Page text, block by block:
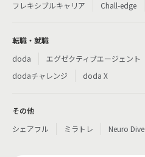
フレキシブルキャリア
Chall-edge
転職・就職
doda
エグゼクティブエージェント
dodaチャレンジ
doda X
その他
シェアフル
ミラトレ Neuro Dive